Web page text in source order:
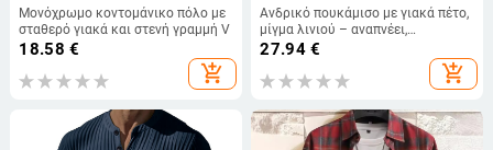
Μονόχρωμο κοντομάνικο πόλο με
σταθερό γιακά και στενή γραμμή V
18.58 €
add_shopping_cart
Ανδρικό πουκάμισο με γιακά πέτο,
μίγμα λινιού – αναπνέει,
αποβάλλει την υγρασία,
27.94€
add_shopping_cart